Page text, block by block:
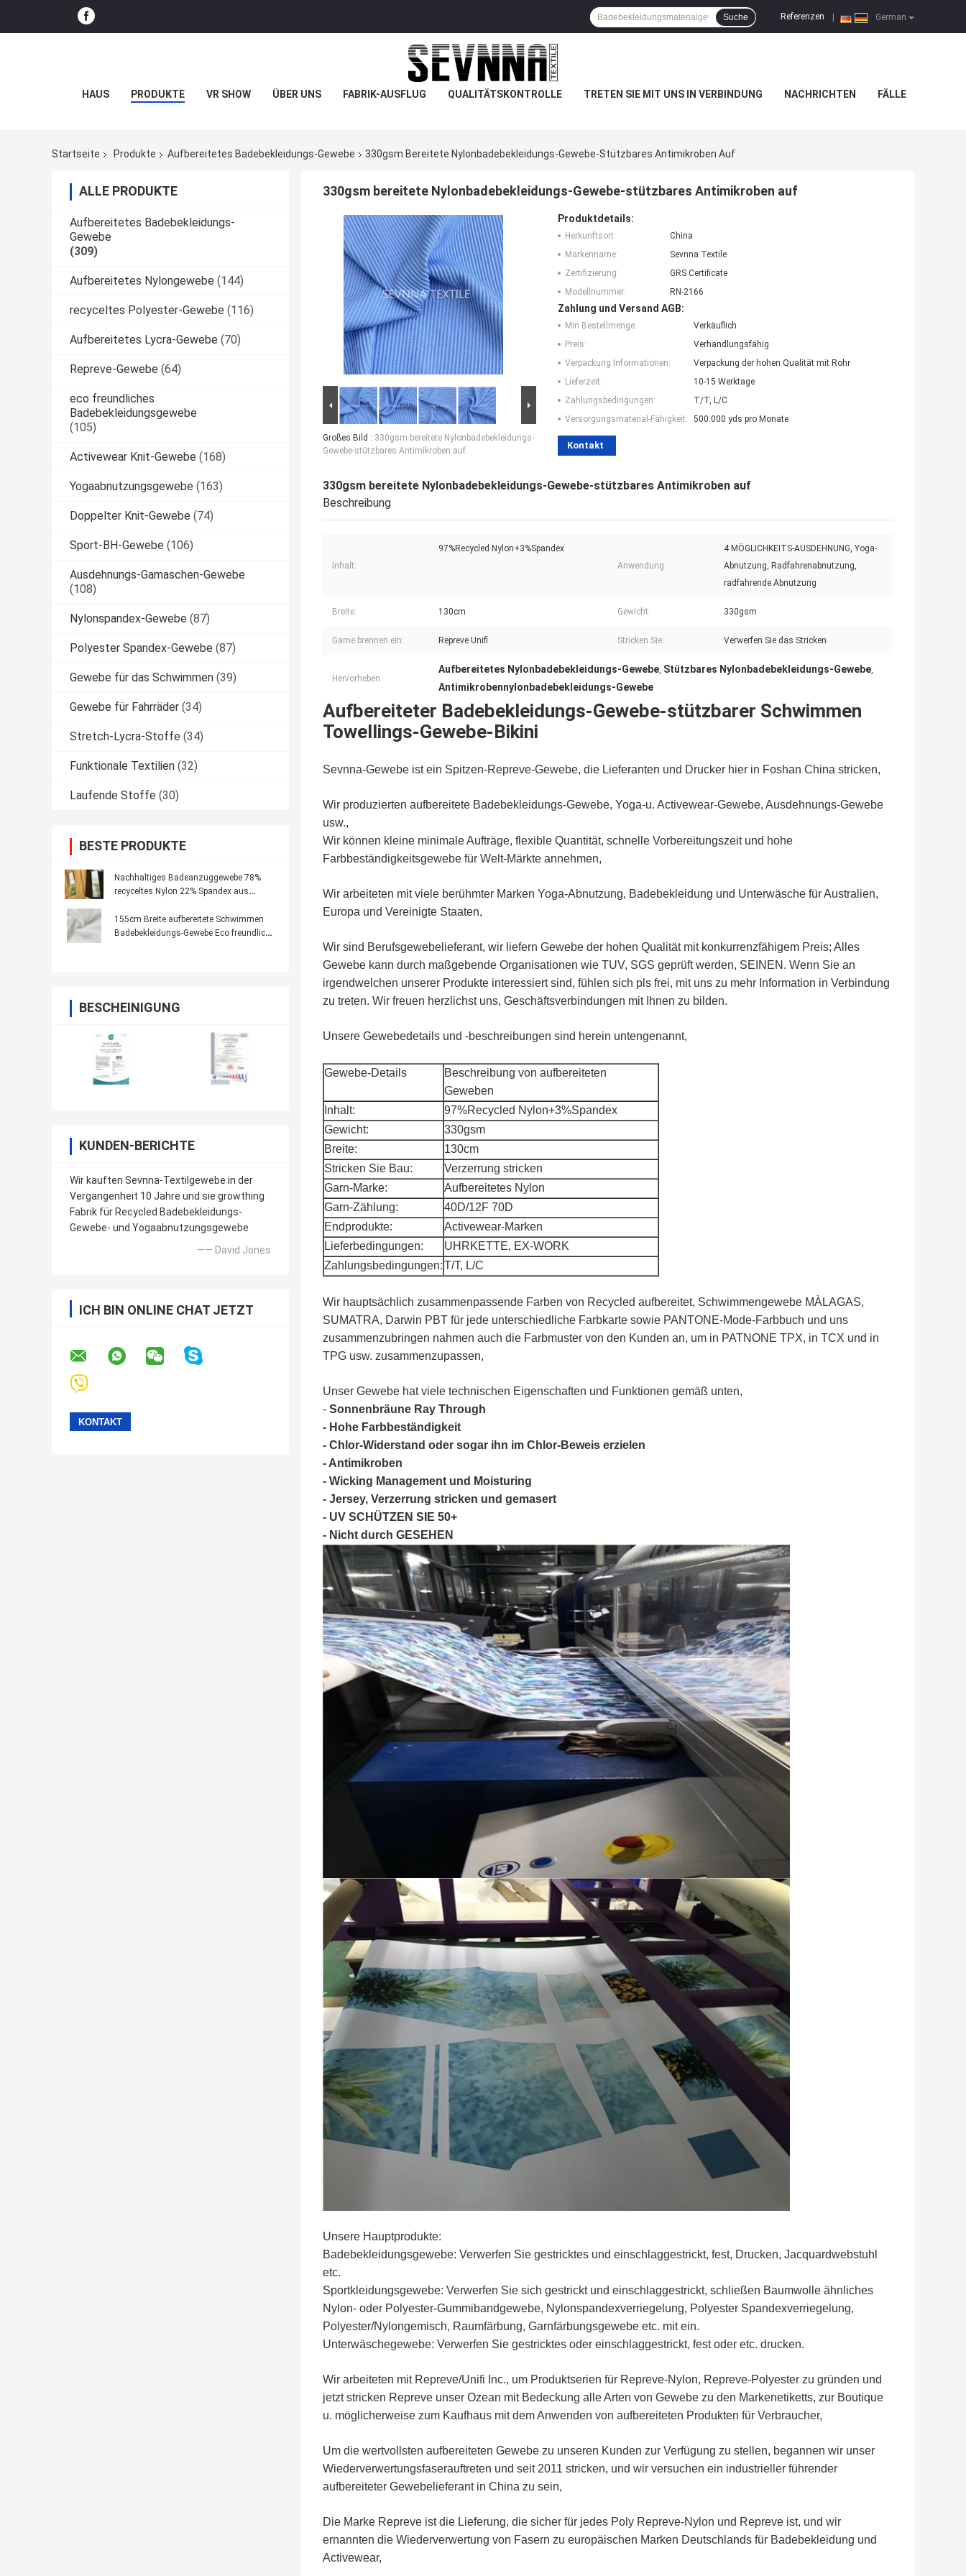
German
Referenzen
Suche
HAUS PRODUKTE VR SHOW ÜBER UNS FABRIK-AUSFLUG QUALITÄTSKONTROLLE TRETEN SIE MIT UNS IN VERBINDUNG NACHRICHTEN FÄLLE
Startseite Produkte Aufbereitetes Badebekleidungs-Gewebe 330gsm Bereitete Nylonbadebekleidungs-Gewebe-Stützbares Antimikroben Auf
ALLE PRODUKTE
Aufbereitetes Badebekleidungs-
Gewebe
(309)
Aufbereitetes Nylongewebe (144)
recyceltes Polyester-Gewebe (116)
Aufbereitetes Lycra-Gewebe (70)
Repreve-Gewebe (64)
eco freundliches
Badebekleidungsgewebe
(105)
Activewear Knit-Gewebe (168)
Yogaabnutzungsgewebe (163)
Doppelter Knit-Gewebe (74)
Sport-BH-Gewebe (106)
Ausdehnungs-Gamaschen-Gewebe
(108)
Nylonspandex-Gewebe (87)
Polyester Spandex-Gewebe (87)
Gewebe für das Schwimmen (39)
Gewebe für Fahrräder (34)
Stretch-Lycra-Stoffe (34)
Funktionale Textilien (32)
Laufende Stoffe (30)
BESTE PRODUKTE
Nachhaltiges Badeanzuggewebe 78%
recyceltes Nylon 22% Spandex aus
155cm Breite aufbereitete Schwimmen
Badebekleidungs-Gewebe Eco freundliche
BESCHEINIGUNG
KUNDEN-BERICHTE
Wir kauften Sevnna-Textilgewebe in der
Vergangenheit 10 Jahre und sie growthing
Fabrik für Recycled Badebekleidungs-
Gewebe- und Yogaabnutzungsgewebe
—— David Jones
ICH BIN ONLINE CHAT JETZT
330gsm bereitete Nylonbadebekleidungs-Gewebe-stützbares Antimikroben auf
Großes Bild : 330gsm bereitete Nylonbadebekleidungs-
Gewebe-stützbares Antimikroben auf
Produktdetails:
Herkunftsort:
China
Markenname:
Sevnna Textile
Zertifizierung:
GRS Certificate
Modellnummer:
RN-2166
Zahlung und Versand AGB:
Min Bestellmenge:
Verkäuflich
Preis:
Verhandlungsfähig
Verpackung Informationen:
Verpackung der hohen Qualität mit Rohr
Lieferzeit:
10-15 Werktage
Zahlungsbedingungen:
T/T, L/C
Versorgungsmaterial-Fähigkeit:
500.000 yds pro Monate
Kontakt
330gsm bereitete Nylonbadebekleidungs-Gewebe-stützbares Antimikroben auf
Beschreibung
Inhalt:
97%Recycled Nylon+3%Spandex
Anwendung:
4 MÖGLICHKEITS-AUSDEHNUNG, Yoga-
Abnutzung, Radfahrenabnutzung,
radfahrende Abnutzung
Breite: 130cm Gewicht: 330gsm
Garne brennen ein: Repreve Unifi Stricken Sie: Verwerfen Sie das Stricken
Hervorheben:
Aufbereitetes Nylonbadebekleidungs-Gewebe, Stützbares Nylonbadebekleidungs-Gewebe,
Antimikrobennylonbadebekleidungs-Gewebe
Aufbereiteter Badebekleidungs-Gewebe-stützbarer Schwimmen
Towellings-Gewebe-Bikini
Sevnna-Gewebe ist ein Spitzen-Repreve-Gewebe, die Lieferanten und Drucker hier in Foshan China stricken,
Wir produzierten aufbereitete Badebekleidungs-Gewebe, Yoga-u. Activewear-Gewebe, Ausdehnungs-Gewebe
usw.,
Wir können kleine minimale Aufträge, flexible Quantität, schnelle Vorbereitungszeit und hohe
Farbbeständigkeitsgewebe für Welt-Märkte annehmen,
Wir arbeiteten mit viele berühmter Marken Yoga-Abnutzung, Badebekleidung und Unterwäsche für Australien,
Europa und Vereinigte Staaten,
Wir sind Berufsgewebelieferant, wir liefern Gewebe der hohen Qualität mit konkurrenzfähigem Preis; Alles
Gewebe kann durch maßgebende Organisationen wie TUV, SGS geprüft werden, SEINEN. Wenn Sie an
irgendwelchen unserer Produkte interessiert sind, fühlen sich pls frei, mit uns zu mehr Information in Verbindung
zu treten. Wir freuen herzlichst uns, Geschäftsverbindungen mit Ihnen zu bilden.
Unsere Gewebedetails und -beschreibungen sind herein untengenannt,
Gewebe-Details
Beschreibung von aufbereiteten
Geweben
Inhalt:
97%Recycled Nylon+3%Spandex
Gewicht:
330gsm
Breite:
130cm
Stricken Sie Bau:
Verzerrung stricken
Garn-Marke:
Aufbereitetes Nylon
Garn-Zählung:
40D/12F 70D
Endprodukte:
Activewear-Marken
Lieferbedingungen:
UHRKETTE, EX-WORK
Zahlungsbedingungen:T/T, L/C
Wir hauptsächlich zusammenpassende Farben von Recycled aufbereitet, Schwimmengewebe MÀLAGAS,
SUMATRA, Darwin PBT für jede unterschiedliche Farbkarte sowie PANTONE-Mode-Farbbuch und uns
zusammenzubringen nahmen auch die Farbmuster von den Kunden an, um in PATNONE TPX, in TCX und in
TPG usw. zusammenzupassen,
Unser Gewebe hat viele technischen Eigenschaften und Funktionen gemäß unten,
- Sonnenbräune Ray Through
- Hohe Farbbeständigkeit
- Chlor-Widerstand oder sogar ihn im Chlor-Beweis erzielen
- Antimikroben
- Wicking Management und Moisturing
- Jersey, Verzerrung stricken und gemasert
- UV SCHÜTZEN SIE 50+
- Nicht durch GESEHEN
Unsere Hauptprodukte:
Badebekleidungsgewebe: Verwerfen Sie gestricktes und einschlaggestrickt, fest, Drucken, Jacquardwebstuhl
etc.
Sportkleidungsgewebe: Verwerfen Sie sich gestrickt und einschlaggestrickt, schließen Baumwolle ähnliches
Nylon- oder Polyester-Gummibandgewebe, Nylonspandexverriegelung, Polyester Spandexverriegelung,
Polyester/Nylongemisch, Raumfärbung, Garnfärbungsgewebe etc. mit ein.
Unterwäschegewebe: Verwerfen Sie gestricktes oder einschlaggestrickt, fest oder etc. drucken.
Wir arbeiteten mit Repreve/Unifi Inc., um Produktserien für Repreve-Nylon, Repreve-Polyester zu gründen und
jetzt stricken Repreve unser Ozean mit Bedeckung alle Arten von Gewebe zu den Markenetiketts, zur Boutique
u. möglicherweise zum Kaufhaus mit dem Anwenden von aufbereiteten Produkten für Verbraucher,
Um die wertvollsten aufbereiteten Gewebe zu unseren Kunden zur Verfügung zu stellen, begannen wir unser
Wiederverwertungsfaserauftreten und seit 2011 stricken, und wir versuchen ein industrieller führender
aufbereiteter Gewebelieferant in China zu sein,
Die Marke Repreve ist die Lieferung, die sicher für jedes Poly Repreve-Nylon und Repreve ist, und wir
ernannten die Wiederverwertung von Fasern zu europäischen Marken Deutschlands für Badebekleidung und
Activewear,